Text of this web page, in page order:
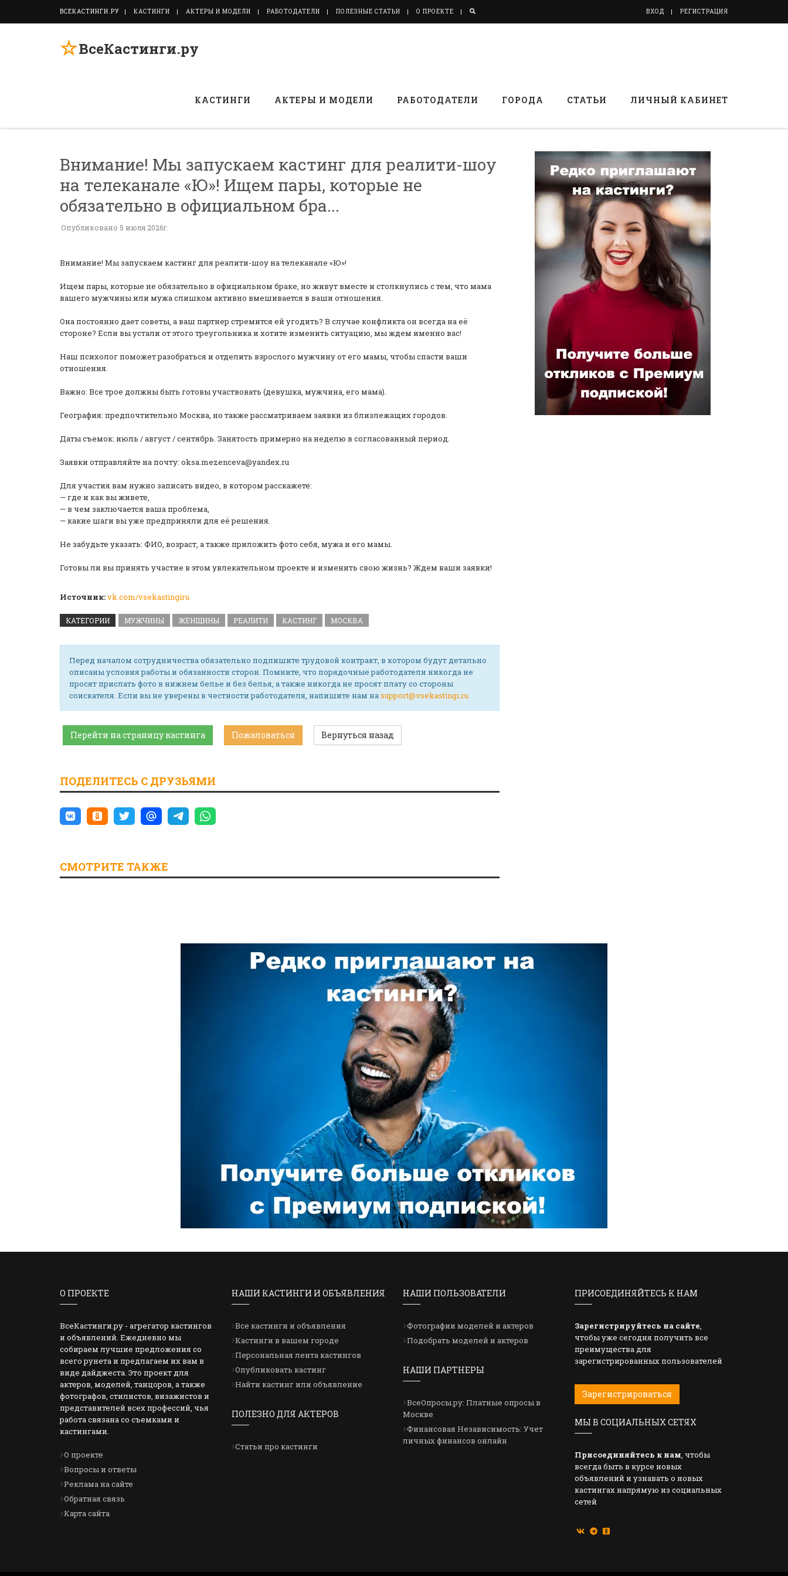
ВСЕКАСТИНГИ.РУ КАСТИНГИ АКТЕРЫ И МОДЕЛИ РАБОТОДАТЕЛИ ПОЛЕЗНЫЕ СТАТЬИ О ПРОЕКТЕ ВХОД РЕГИСТРАЦИЯ
☆ВсеКастинги.ру
КАСТИНГИ АКТЕРЫ И МОДЕЛИ РАБОТОДАТЕЛИ ГОРОДА СТАТЬИ ЛИЧНЫЙ КАБИНЕТ
Внимание! Мы запускаем кастинг для реалити-шоу
на телеканале «Ю»! Ищем пары, которые не
обязательно в официальном бра...
Опубликовано 5 июля 2026г.
Внимание! Мы запускаем кастинг для реалити-шоу на телеканале «Ю»!
Ищем пары, которые не обязательно в официальном браке, но живут вместе и столкнулись с тем, что мама
вашего мужчины или мужа слишком активно вмешивается в ваши отношения.
Она постоянно дает советы, а ваш партнер стремится ей угодить? В случае конфликта он всегда на её
стороне? Если вы устали от этого треугольника и хотите изменить ситуацию, мы ждем именно вас!
Наш психолог поможет разобраться и отделить взрослого мужчину от его мамы, чтобы спасти ваши
отношения.
Важно: Все трое должны быть готовы участвовать (девушка, мужчина, его мама).
География: предпочтительно Москва, но также рассматриваем заявки из близлежащих городов.
Даты съемок: июль / август / сентябрь. Занятость примерно на неделю в согласованный период.
Заявки отправляйте на почту: oksa.mezenceva@yandex.ru
Для участия вам нужно записать видео, в котором расскажете:
— где и как вы живете,
— в чем заключается ваша проблема,
— какие шаги вы уже предприняли для её решения.
Не забудьте указать: ФИО, возраст, а также приложить фото себя, мужа и его мамы.
Готовы ли вы принять участие в этом увлекательном проекте и изменить свою жизнь? Ждем ваши заявки!
Источник:vk.com/vsekastingiru
КАТЕГОРИИ МУЖЧИНЫ ЖЕНЩИНЫ РЕАЛИТИ КАСТИНГ МОСКВА
Перед началом сотрудничества обязательно подпишите трудовой контракт, в котором будут детально
описаны условия работы и обязанности сторон. Помните, что порядочные работодатели никогда не
просят прислать фото в нижнем белье и без белья, а также никогда не просят плату со стороны
соискателя. Если вы не уверены в честности работодателя, напишите нам наsupport@vsekastingi.ru
Перейти на страницу кастинга Пожаловаться Вернуться назад
ПОДЕЛИТЕСЬ С ДРУЗЬЯМИ
СМОТРИТЕ ТАКЖЕ
О ПРОЕКТЕ
ВсеКастинги.ру - агрегатор кастингов
и объявлений. Ежедневно мы
собираем лучшие предложения со
всего рунета и предлагаем их вам в
виде дайджеста. Это проект для
актеров, моделей, танцоров, а также
фотографов, стилистов, визажистов и
представителей всех профессий, чья
работа связана со съемками и
кастингами.
О проекте
Вопросы и ответы
Реклама на сайте
Обратная связь
Карта сайта
НАШИ КАСТИНГИ И ОБЪЯВЛЕНИЯ
Все кастинги и объявления
Кастинги в вашем городе
Персональная лента кастингов
Опубликовать кастинг
Найти кастинг или объявление
ПОЛЕЗНО ДЛЯ АКТЕРОВ
Статьи про кастинги
НАШИ ПОЛЬЗОВАТЕЛИ
Фотографии моделей и актеров
Подобрать моделей и актеров
НАШИ ПАРТНЕРЫ
ВсеОпросы.ру: Платные опросы в
Москве
Финансовая Независимость: Учет
личных финансов онлайн
ПРИСОЕДИНЯЙТЕСЬ К НАМ
Зарегистрируйтесь на сайте,
чтобы уже сегодня получить все
преимущества для
зарегистрированных пользователей
Зарегистрироваться
МЫ В СОЦИАЛЬНЫХ СЕТЯХ
Присоединяйтесь к нам, чтобы
всегда быть в курсе новых
объявлений и узнавать о новых
кастингах напрямую из социальных
сетей